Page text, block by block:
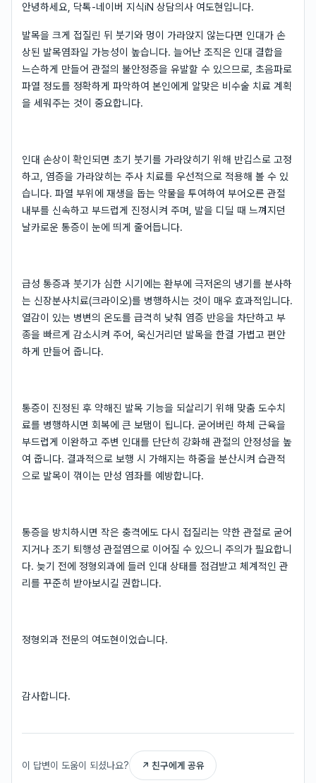
안녕하세요, 닥톡-네이버 지식iN 상담의사 여도현입니다.
발목을 크게 접질린 뒤 붓기와 멍이 가라앉지 않는다면 인대가 손
상된 발목염좌일 가능성이 높습니다. 늘어난 조직은 인대 결합을
느슨하게 만들어 관절의 불안정증을 유발할 수 있으므로, 초음파로
파열 정도를 정확하게 파악하여 본인에게 알맞은 비수술 치료 계획
을 세워주는 것이 중요합니다.
인대 손상이 확인되면 초기 붓기를 가라앉히기 위해 반깁스로 고정
하고, 염증을 가라앉히는 주사 치료를 우선적으로 적용해 볼 수 있
습니다. 파열 부위에 재생을 돕는 약물을 투여하여 부어오른 관절
내부를 신속하고 부드럽게 진정시켜 주며, 발을 디딜 때 느껴지던
날카로운 통증이 눈에 띄게 줄어듭니다.
급성 통증과 붓기가 심한 시기에는 환부에 극저온의 냉기를 분사하
는 신장분사치료(크라이오)를 병행하시는 것이 매우 효과적입니다.
열감이 있는 병변의 온도를 급격히 낮춰 염증 반응을 차단하고 부
종을 빠르게 감소시켜 주어, 욱신거리던 발목을 한결 가볍고 편안
하게 만들어 줍니다.
통증이 진정된 후 약해진 발목 기능을 되살리기 위해 맞춤 도수치
료를 병행하시면 회복에 큰 보탬이 됩니다. 굳어버린 하체 근육을
부드럽게 이완하고 주변 인대를 단단히 강화해 관절의 안정성을 높
여 줍니다. 결과적으로 보행 시 가해지는 하중을 분산시켜 습관적
으로 발목이 꺾이는 만성 염좌를 예방합니다.
통증을 방치하시면 작은 충격에도 다시 접질리는 약한 관절로 굳어
지거나 조기 퇴행성 관절염으로 이어질 수 있으니 주의가 필요합니
다. 늦기 전에 정형외과에 들러 인대 상태를 점검받고 체계적인 관
리를 꾸준히 받아보시길 권합니다.
정형외과 전문의 여도현이었습니다.
감사합니다.
이 답변이 도움이 되셨나요? ↗ 친구에게 공유